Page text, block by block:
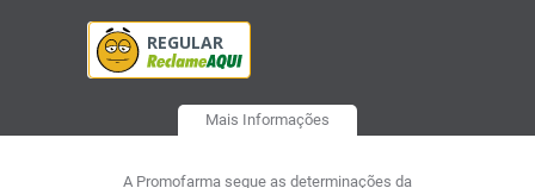
Mais Informações
A Promofarma segue as determinações da